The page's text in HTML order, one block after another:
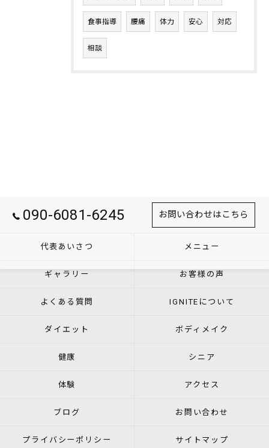
食事指導 腰痛 体力 安心 対応
相談
090-6081-6245 お問い合わせはこちら
代表あいさつ メニュー
ギャラリー お客様の声
よくある質問 IGNITEについて
ダイエット ボディメイク
健康 シニア
体験 アクセス
ブログ お問い合わせ
プライバシーポリシー サイトマップ